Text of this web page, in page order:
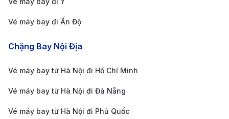
với di sản văn hóa phong phú và cảnh quan thiên
nhiên tuyệt đẹp.
Kumamoto (KMJ) về trung tâm
thành phố
Vé máy bay đi Ấn Độ
Chặng Bay Nội Địa
Vé máy bay từ Hà Nội đi Hồ Chí Minh
Vé máy bay từ Hà Nội đi Đà Nẵng
Vé máy bay từ Hà Nội đi Phú Quốc